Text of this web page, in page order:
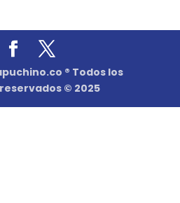
® Todos los
© 2025